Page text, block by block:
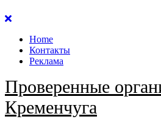
Перейти
содержанию
Home
Контакты
Реклама
Проверенные
Кременчуга